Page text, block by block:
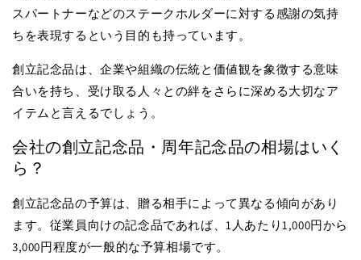
スパートナーなどのステークホルダーに対する感謝の気持
ちを表現するという目的も持っています。
創立記念品は、企業や組織の伝統と価値観を象徴する意味
合いを持ち、受け取る人々との絆をさらに深める大切なア
イテムと言えるでしょう。
会社の創立記念品・周年記念品の相場はいく
ら？
創立記念品の予算は、贈る相手によって異なる傾向があり
ます。従業員向けの記念品であれば、1人あたり1,000円から
3,000円程度が一般的な予算相場です。